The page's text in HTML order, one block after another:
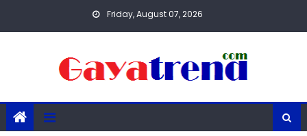
Friday, August 07, 2026